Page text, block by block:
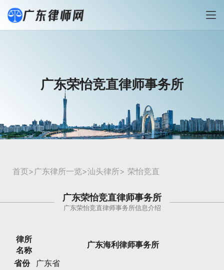
广东荣怡竞直律师事务所
首页> 广东律所一览>汕头律所> 荣怡竞直
广东荣怡竞直律师事务所
广东荣怡竞直律师事务所信息介绍
律所
名称
广东海利律师事务所
省份
广东省